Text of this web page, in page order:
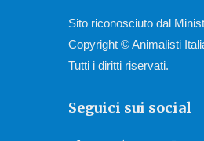
Sito riconosciuto dal
Copyright © Animalisti
Tutti i diritti riservati.
Seguici sui social